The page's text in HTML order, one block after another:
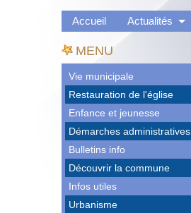
Accueil Actualités
MENU
Vie municipale
Restauration de l'église
Enfance et jeunesse
Démarches administratives
Bulletins info
Découvrir la commune
Infos utiles
Urbanisme